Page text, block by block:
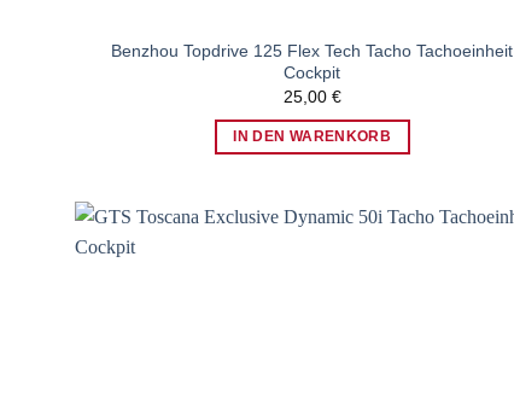
Benzhou Topdrive 125 Flex Tech Tacho Tachoeinheit
Cockpit
25,00 €
IN DEN WARENKORB